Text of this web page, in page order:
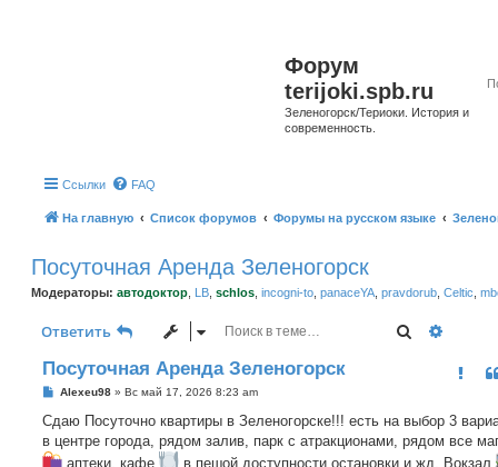
Форум
terijoki.spb.ru
Зеленогорск/Териоки. История и
современность.
Ссылки FAQ
На главную Список форумов Форумы на русском языке
Посуточная Аренда Зеленогорск
Модераторы: автодоктор LB schlos incogni-to panaceYA pravdorub Celtic
Ответить Поиск
Посуточная Аренда Зеленогорск
С
о
б
щ
е
Alexeu98» Вс май 17, 2026 8:23 am
Сдаю Посуточно квартиры в Зеленогорске!!! есть на выбор 3
в центре города, рядом залив, парк с атракционами, рядом все
аптеки, кафе
в пешой доступности остановки и жд. Вокзал